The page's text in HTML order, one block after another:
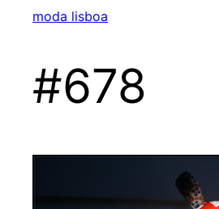
moda lisboa
#678